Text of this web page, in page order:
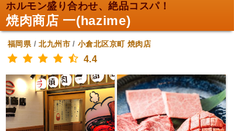
ホルモン盛り合わせ、絶品コスパ！
焼肉商店 一(hazime)
福岡県/北九州市/小倉北区京町 焼肉店
4.4